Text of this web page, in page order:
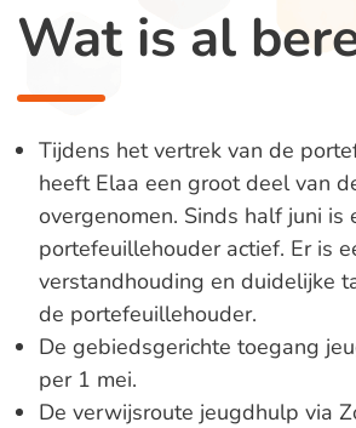
Wat is al
Tijdens het vertrek van de
heeft Elaa een groot deel van
overgenomen. Sinds half juni is
portefeuillehouder actief. Er is
verstandhouding en duidelijke
de portefeuillehouder.
De gebiedsgerichte toegang
per 1 mei.
De verwijsroute jeugdhulp via